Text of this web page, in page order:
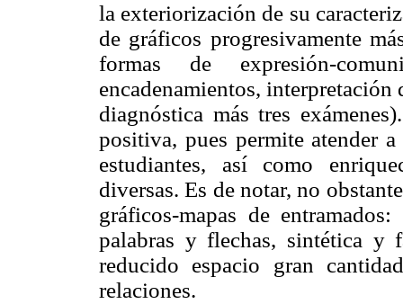
la exteriorización de su
de gráficos progresivamente
formas de expresión-
encadenamientos, interpretación
diagnóstica más tres
positiva, pues permite atender
estudiantes, así como
diversas. Es de notar, no
gráficos-mapas de
palabras y flechas, sintética y
reducido espacio gran
relaciones.